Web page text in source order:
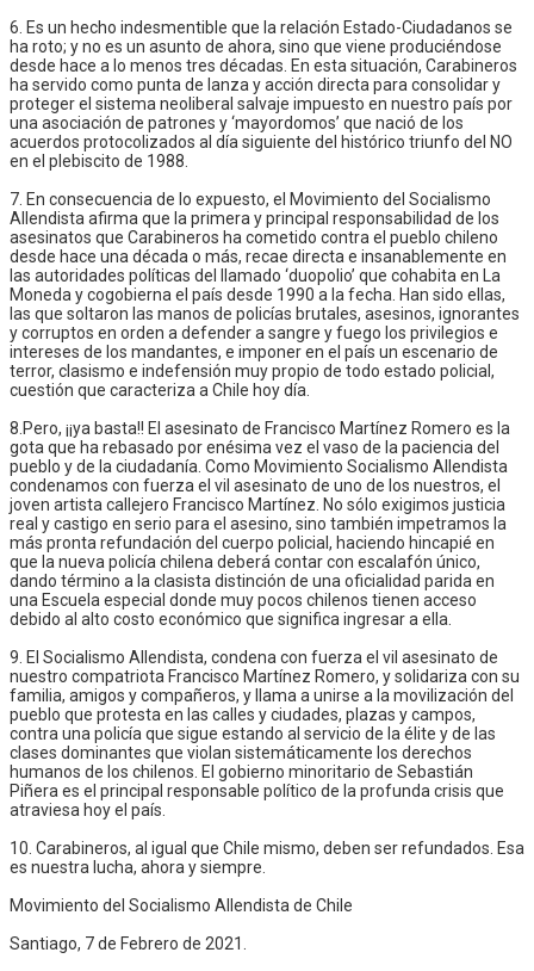
6. Es un hecho indesmentible que la relación Estado-Ciudadanos se
ha roto; y no es un asunto de ahora, sino que viene produciéndose
desde hace a lo menos tres décadas. En esta situación, Carabineros
ha servido como punta de lanza y acción directa para consolidar y
proteger el sistema neoliberal salvaje impuesto en nuestro país por
una asociación de patrones y ‘mayordomos’ que nació de los
acuerdos protocolizados al día siguiente del histórico triunfo del NO
en el plebiscito de 1988.
7. En consecuencia de lo expuesto, el Movimiento del Socialismo
Allendista afirma que la primera y principal responsabilidad de los
asesinatos que Carabineros ha cometido contra el pueblo chileno
desde hace una década o más, recae directa e insanablemente en
las autoridades políticas del llamado ‘duopolio’ que cohabita en La
Moneda y cogobierna el país desde 1990 a la fecha. Han sido ellas,
las que soltaron las manos de policías brutales, asesinos, ignorantes
y corruptos en orden a defender a sangre y fuego los privilegios e
intereses de los mandantes, e imponer en el país un escenario de
terror, clasismo e indefensión muy propio de todo estado policial,
cuestión que caracteriza a Chile hoy día.
8.Pero, ¡¡ya basta!! El asesinato de Francisco Martínez Romero es la
gota que ha rebasado por enésima vez el vaso de la paciencia del
pueblo y de la ciudadanía. Como Movimiento Socialismo Allendista
condenamos con fuerza el vil asesinato de uno de los nuestros, el
joven artista callejero Francisco Martínez. No sólo exigimos justicia
real y castigo en serio para el asesino, sino también impetramos la
más pronta refundación del cuerpo policial, haciendo hincapié en
que la nueva policía chilena deberá contar con escalafón único,
dando término a la clasista distinción de una oficialidad parida en
una Escuela especial donde muy pocos chilenos tienen acceso
debido al alto costo económico que significa ingresar a ella.
9. El Socialismo Allendista, condena con fuerza el vil asesinato de
nuestro compatriota Francisco Martínez Romero, y solidariza con su
familia, amigos y compañeros, y llama a unirse a la movilización del
pueblo que protesta en las calles y ciudades, plazas y campos,
contra una policía que sigue estando al servicio de la élite y de las
clases dominantes que violan sistemáticamente los derechos
humanos de los chilenos. El gobierno minoritario de Sebastián
Piñera es el principal responsable político de la profunda crisis que
atraviesa hoy el país.
10. Carabineros, al igual que Chile mismo, deben ser refundados. Esa
es nuestra lucha, ahora y siempre.
Movimiento del Socialismo Allendista de Chile
Santiago, 7 de Febrero de 2021.